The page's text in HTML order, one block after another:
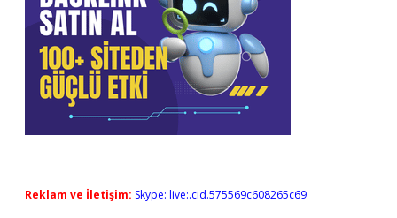
Reklam ve İletişim: Skype: live:.cid.575569c608265c69